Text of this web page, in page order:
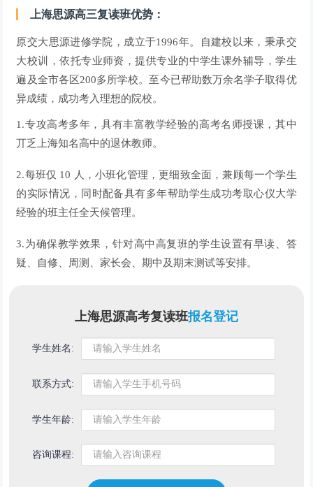
上海思源高三复读班优势：
原交大思源进修学院，成立于1996年。自建校以来，秉承交
大校训，依托专业师资，提供专业的中学生课外辅导，学生
遍及全市各区200多所学校。至今已帮助数万余名学子取得优
异成绩，成功考入理想的院校。
1.专攻高考多年，具有丰富教学经验的高考名师授课，其中
丌乏上海知名高中的退休教师。
2.每班仅 10 人，小班化管理，更细致全面，兼顾每一个学生
的实际情况，同时配备具有多年帮助学生成功考取心仪大学
经验的班主任全天候管理。
3.为确保教学效果，针对高中高复班的学生设置有早读、答
疑、自修、周测、家长会、期中及期末测试等安排。
上海思源高考复读班报名登记
学生姓名:
联系方式:
学生年龄:
咨询课程: